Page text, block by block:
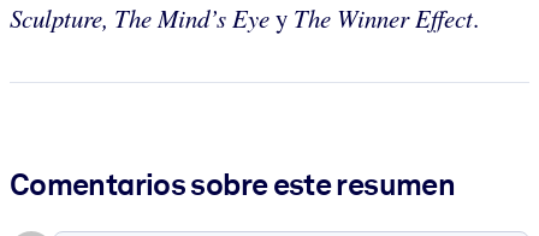
Sculpture, The Mind’s Eyey The Winner Effect.
Comentarios sobre este resumen